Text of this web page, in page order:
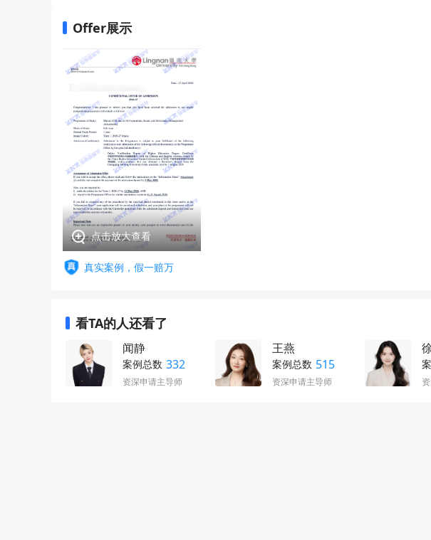
Offer展示
点击放大查看
真实案例，假一赔万
看TA的人还看了
闻静
案例总数 332
资深申请主导师
王燕
案例总数 515
资深申请主导师